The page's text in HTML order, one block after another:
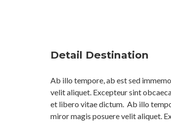
Detail Destination
Ab illo tempore, ab est sed
velit aliquet. Excepteur sint
et libero vitae dictum. Ab illo
miror magis posuere velit aliquet.